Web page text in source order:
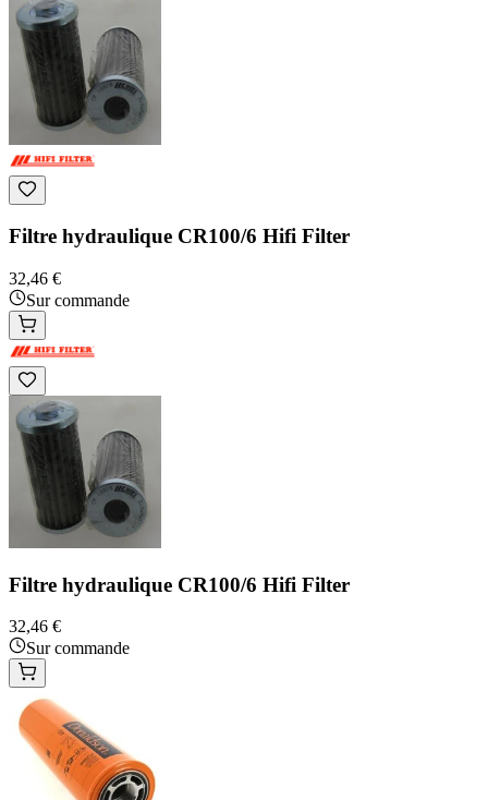
Filtre hydraulique CR100/6 Hifi Filter
32,46 €
Sur commande
Filtre hydraulique CR100/6 Hifi Filter
32,46 €
Sur commande